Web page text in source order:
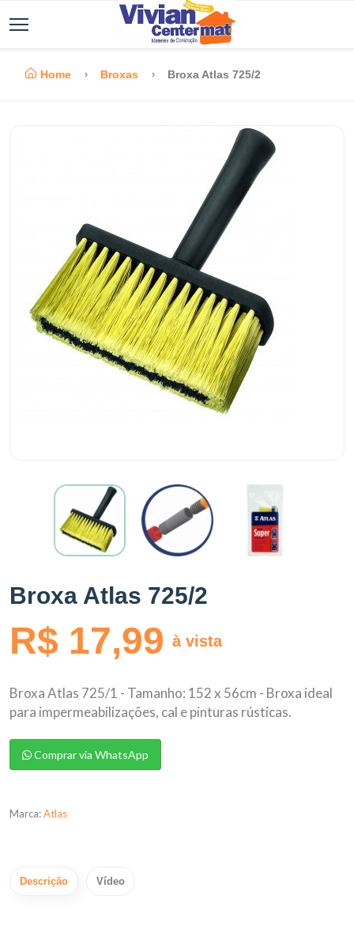
Home Broxas Broxa Atlas 725/2
Broxa Atlas 725/2
R$ 17,99 à vista
Broxa Atlas 725/1 - Tamanho: 152 x 56cm - Broxa ideal
para impermeabilizações, cal e pinturas rústicas.
Comprar via WhatsApp
Marca:Atlas
Descrição Vídeo